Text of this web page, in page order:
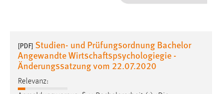
[PDF] Studien- und Prüfungsordnung Bachelor
Angewandte Wirtschaftspsychologiegie -
Änderungssatzung vom 22.07.2020
Relevanz:
Performance
Name:
staticfilecache